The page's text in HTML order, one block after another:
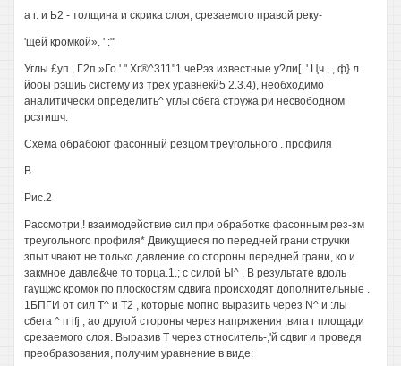
а г. и Ь2 - толщина и скрика слоя, срезаемого правой реку-
'щей кромкой». ' :"'
Углы £уп , Г2п »Го ' " Хг®^311"1 чеРэз известные у?ли[. ' Цч , , ф} л .
йооы рэшиь систему из трех уравнекй5 2.3.4), необходимо
аналитически определить^ углы сбега стружа ри несвободном
рсзгишч.
Схема обрабоют фасонный резцом треугольного . профиля
В
Рис.2
Рассмотри,! взаимодействие сил при обработке фасонным рез-зм
треугольного профиля* Двикущиеся по передней грани стручки
зпыт.чвают не только давление со стороны передней грани, ко и
закмное давле&че то торца.1.; с силой Ы^ , В результате вдоль
гаущжс кромок по плоскостям сдвига происходят дополнительные .
1БПГИ от сил Т^ и Т2 , которые мопно выразить через N^ и :лы
сбега ^ п ifj , ао другой стороны через напряжения ;вига г площади
срезаемого слоя. Выразив Т через относитель-,'й сдвиг и проведя
преобразования, получим уравнение в виде: